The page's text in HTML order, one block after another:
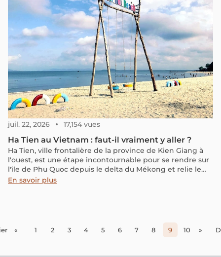
juil. 22, 2026 17,154 vues
Ha Tien au Vietnam : faut-il vraiment y aller ?
Ha Tien, ville frontalière de la province de Kien Giang à
l'ouest, est une étape incontournable pour se rendre sur
l'île de Phu Quoc depuis le delta du Mékong et relie le
Vietnam au Cambodge. Cette ville riche en histoire, en
En savoir plus
« 1 2 3 4 5 6 7 8 9 10 »